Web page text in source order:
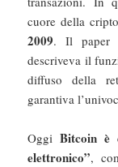
cuore della
2009. Il paper
descriveva il
diffuso della
garantiva
OggiBitcoin è
elettronico”,